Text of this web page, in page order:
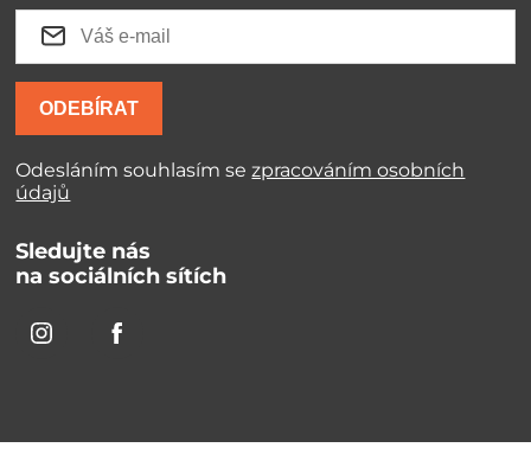
ODEBÍRAT
Odesláním souhlasím sezpracováním osobních
údajů
Sledujte nás
na sociálních sítích